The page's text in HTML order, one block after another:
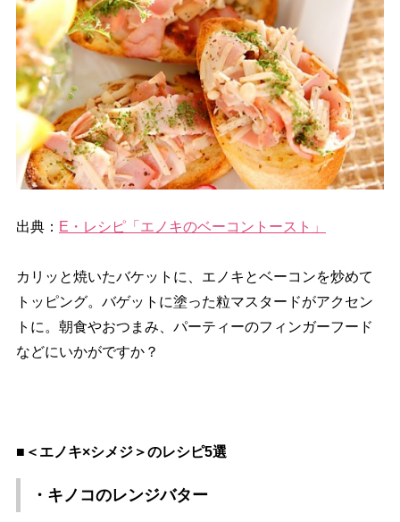
出典： E・レシピ「エノキのベーコントースト」
カリッと焼いたバケットに、エノキとベーコンを炒めて
トッピング。バゲットに塗った粒マスタードがアクセン
トに。朝食やおつまみ、パーティーのフィンガーフード
などにいかがですか？
■＜エノキ×シメジ＞のレシピ5選
・キノコのレンジバター